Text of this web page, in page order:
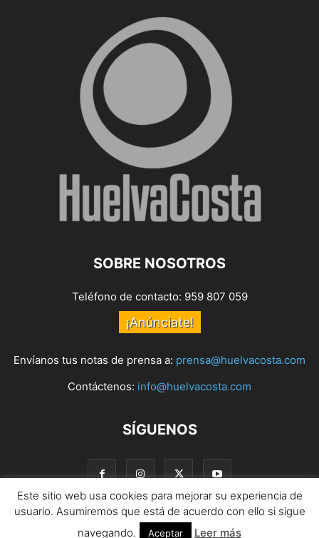
SOBRE NOSOTROS
Teléfono de contacto: 959 807 059
¡Anúnciate!
Envíanos tus notas de prensa a: prensa@huelvacosta.com
Contáctenos: info@huelvacosta.com
SÍGUENOS
© HuelvaCosta
Este sitio web usa cookies para mejorar su experiencia de
usuario. Asumiremos que está de acuerdo con ello si sigue
navegando.
Aceptar Leer más